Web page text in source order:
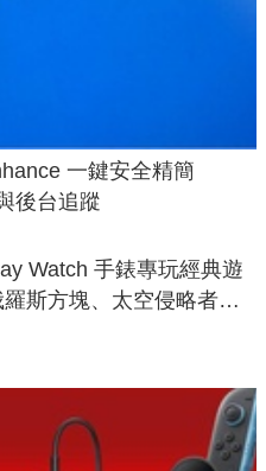
一鍵安全精簡
後台追蹤
Watch 手錶專玩經典遊
斯方塊、太空侵略者，